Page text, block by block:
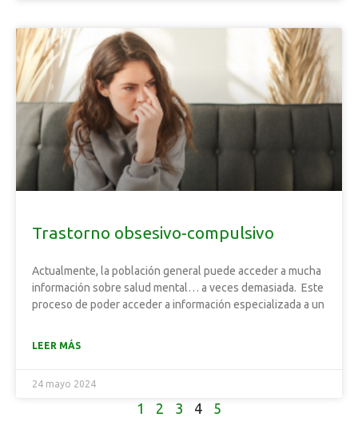
Trastorno obsesivo-compulsivo
Actualmente, la población general puede acceder a mucha
información sobre salud mental… a veces demasiada. Este
proceso de poder acceder a información especializada a un
LEER MÁS
24 mayo 2024
1 2 3 4 5